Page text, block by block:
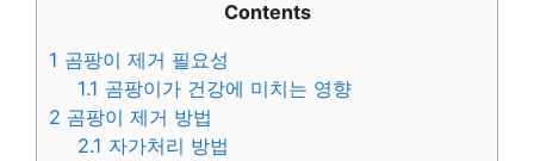
Contents
1 곰팡이 제거 필요성
1.1 곰팡이가 건강에 미치는 영향
2 곰팡이 제거 방법
2.1 자가처리 방법